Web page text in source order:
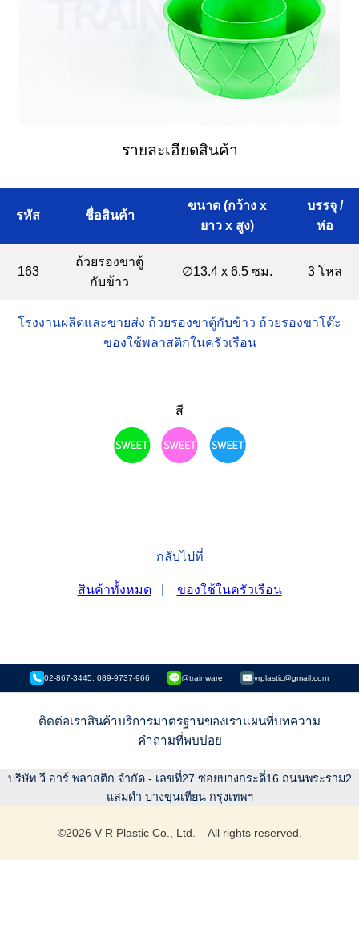
รายละเอียดสินค้า
รหัส ชื่อสินค้า
ขนาด (กว้าง x
ยาว x สูง)
บรรจุ /
ห่อ
163
ถ้วยรองขาตู้
กับข้าว
∅13.4 x 6.5 ซม. 3 โหล
โรงงานผลิตและขายส่ง ถ้วยรองขาตู้กับข้าว ถ้วยรองขาโต๊ะ
ของใช้พลาสติกในครัวเรือน
สี
กลับไปที่
สินค้าทั้งหมด| ของใช้ในครัวเรือน
02-867-3445, 089-9737-966 @trainware vrplastic@gmail.com
ติดต่อเราสินค้าบริการมาตรฐานของเราแผนที่บทความ
คำถามที่พบบ่อย
บริษัท วี อาร์ พลาสติก จำกัด - เลขที่27 ซอยบางกระดี่16 ถนนพระราม2
แสมดำ บางขุนเทียน กรุงเทพฯ
©2026 V R Plastic Co., Ltd. All rights reserved.